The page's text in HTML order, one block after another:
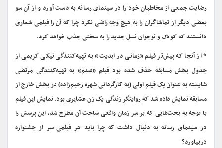
رضایت جمعی از مخاطبان خود را در سینمای رسانه به دست آورد و از آن سو
بعضی دیگر از تماشاگران را به هیچ وجه راضی نکرد چرا که آن را فیلمی شعاری
دانستند که کودک و نوجوان نسل جدید را به سختی جذب خواهد کرد.
* از آنجا که پیش‌تر فیلم «زمانی در ابدیت» به تهیه‌کنندگی نیکی کریمی از
جدول بخش مسابقه حذف شده بود فیلم «صنم» به تهیه‌کنندگی مرتضی
شایسته به عنوان یک فیلم اولی (به کارگردانی شهره رحیم‌زاده) در بخش خارج از
مسابقه نمایش داده شد که روایتگر زندگی یک زن عشایری بود. نمایش این فیلم
با توجه به بحث‌هایی که بر سر زمان واقعی ساخت آن مطرح شد، این پرسش را
در سینمای رسانه به دنبال داشت که چرا باید هر فیلمی سر از جشنواره
دربیاورد؟